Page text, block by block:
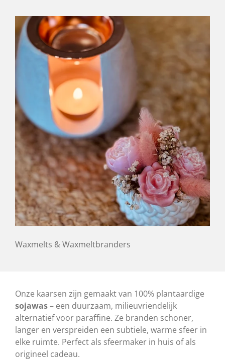
Waxmelts & Waxmeltbranders
Onze kaarsen zijn gemaakt van 100% plantaardige
sojawas– een duurzaam, milieuvriendelijk
alternatief voor paraffine. Ze branden schoner,
langer en verspreiden een subtiele, warme sfeer in
elke ruimte. Perfect als sfeermaker in huis of als
origineel cadeau.